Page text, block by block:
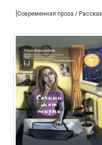
[Современная проза / Рассказ]